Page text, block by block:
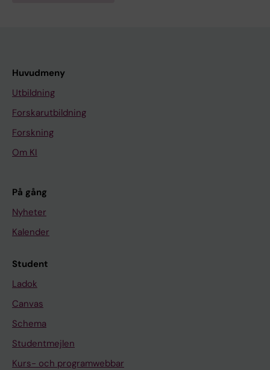
Huvudmeny
Utbildning
Forskarutbildning
Forskning
Om KI
På gång
Nyheter
Kalender
Student
Ladok
Canvas
Schema
Studentmejlen
Kurs- och programwebbar